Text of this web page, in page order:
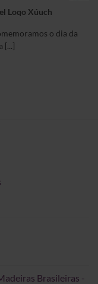
Loqo Xúuch
o dia da
[...]
Brasileiras -